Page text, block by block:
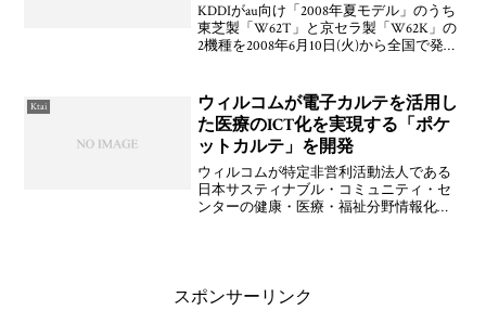
KDDIがau向け「2008年夏モデル」のうち
東芝製「W62T」と京セラ製「W62K」の
2機種を2008年6月10日(火)から全国で発売
あんまり売れないと見たのか(笑)
Ktai
ウィルコムが電子カルテを活用し
た医療のICT化を実現する「ポケ
ットカルテ」を開発
ウィルコムが特定非営利活動法人である
日本サスティナブル・コミュニティ・セ
ンターの健康・医療・福祉分野情報化プ
スポンサーリンク